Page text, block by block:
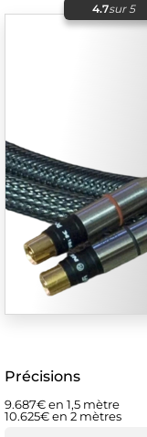
4.7sur 5
Précisions
9.687€ en 1,5 mètre
10.625€ en 2 mètres